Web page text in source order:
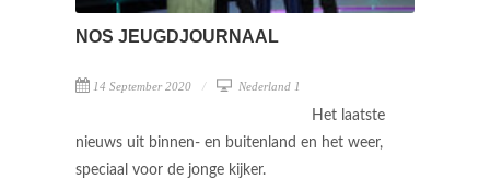
NOS JEUGDJOURNAAL
14 September 2020 Nederland 1
Het laatste
nieuws uit binnen- en buitenland en het weer,
speciaal voor de jonge kijker.